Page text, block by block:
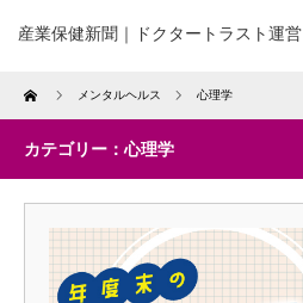
産業保健新聞｜ドクタートラスト運営
Home メンタルヘルス 心理学
カテゴリー：心理学